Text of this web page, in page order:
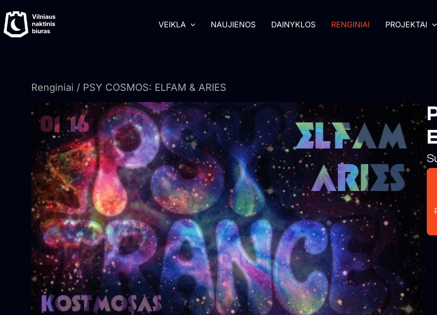
prie
turinio
VEIKLA NAUJIENOS DAINYKLOS RENGINIAI PROJEKTAI
Renginiai / PSY COSMOS: ELFAM & ARIES